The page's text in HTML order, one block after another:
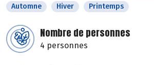
Automne
Hiver Printemps
Nombre de personnes
4 personnes